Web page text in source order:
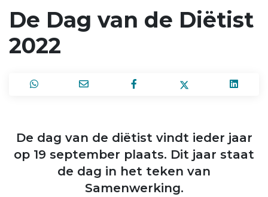
De Dag van de Diëtist
2022
De dag van de diëtist vindt ieder jaar
op 19 september plaats. Dit jaar staat
de dag in het teken van
Samenwerking.